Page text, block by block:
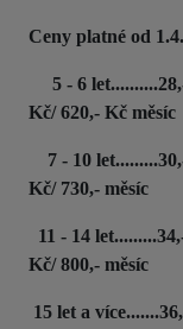
Ceny platné od
5 - 6
Kč/ 620,- Kč měsíc
7 - 10
Kč/ 730,- měsíc
11 - 14
Kč/ 800,- měsíc
15 let a